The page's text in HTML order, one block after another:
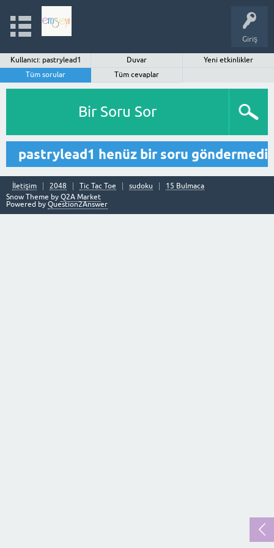
Giriş
Kullanıcı: pastrylead1 Duvar
Yeni etkinlikler
Tüm sorular
Tüm cevaplar
Bir Soru Sor
pastrylead1 henüz bir soru göndermedi
İletişim 2048 Tic Tac Toe sudoku
15 Bulmaca
Snow Theme by Q2A Market
Powered by Question2Answer